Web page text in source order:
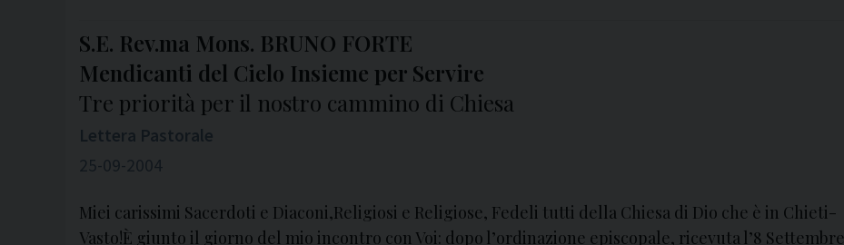
S.E. Rev.ma Mons. BRUNO FORTE
Mendicanti del Cielo Insieme per Servire
Tre priorità per il nostro cammino di Chiesa
Lettera Pastorale
25-09-2004
Miei carissimi Sacerdoti e Diaconi,Religiosi e Religiose, Fedeli tutti della Chiesa di Dio che è in Chieti-
Vasto!È giunto il giorno del mio incontro con Voi: dopo l’ordinazione episcopale, ricevuta l’8 Settembre